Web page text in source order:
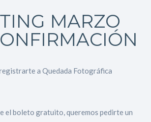
MARZO
a Quedada Fotográfica
el boleto gratuito, queremos pedirte un